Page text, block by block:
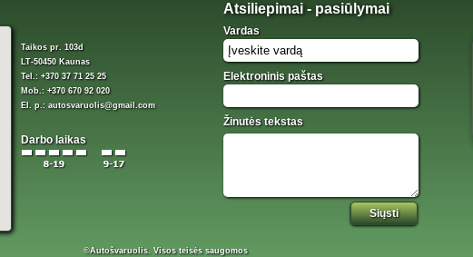
Taikos pr. 103d
LT-50450 Kaunas
Tel.: +370 37 71 25 25
Mob.: +370 670 92 020
El. p.: autosvaruolis@gmail.com
Darbo laikas
Atsiliepimai - pasiūlymai
Vardas
Elektroninis paštas
Žinutės tekstas
©Autošvaruolis. Visos teisės saugomos